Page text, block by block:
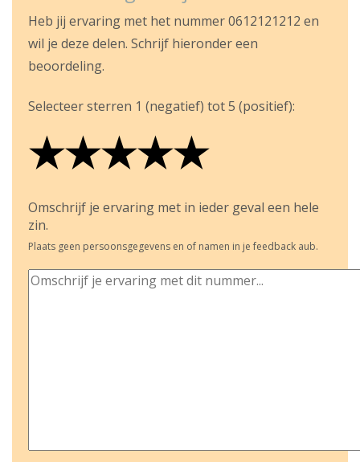
Heb jij ervaring met het nummer 0612121212 en
wil je deze delen. Schrijf hieronder een
beoordeling.
Selecteer sterren 1 (negatief) tot 5 (positief):
★
★★
★★★
★★★★
★★★★★
Omschrijf je ervaring met in ieder geval een hele
zin.
Plaats geen persoonsgegevens en of namen in je feedback aub.